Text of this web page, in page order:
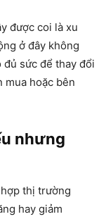
được coi là xu
ở đây không
đủ sức để thay đổi
mua hoặc bên
nhưng
thị trường
hay giảm